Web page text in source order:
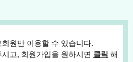
원만 이용할 수 있습니다.
시고, 회원가입을 원하시면 클릭 해